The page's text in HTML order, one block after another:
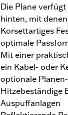
Die Plane
hinten, mit
Korsettartiges
optimale
Mit einer
ein Kabel- oder
optionale
Hitzebeständige
Auspuffanlagen